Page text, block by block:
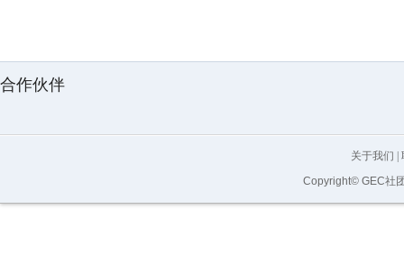
合作伙伴
关于我们 |
Copyright© GEC社